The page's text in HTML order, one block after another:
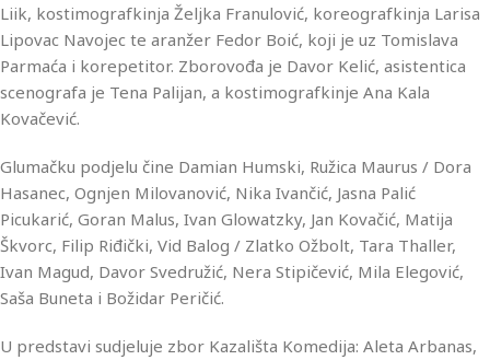
Liik, kostimografkinja Željka Franulović, koreografkinja Larisa
Lipovac Navojec te aranžer Fedor Boić, koji je uz Tomislava
Parmaća i korepetitor. Zborovođa je Davor Kelić, asistentica
scenografa je Tena Palijan, a kostimografkinje Ana Kala
Kovačević.
Glumačku podjelu čine Damian Humski, Ružica Maurus / Dora
Hasanec, Ognjen Milovanović, Nika Ivančić, Jasna Palić
Picukarić, Goran Malus, Ivan Glowatzky, Jan Kovačić, Matija
Škvorc, Filip Riđički, Vid Balog / Zlatko Ožbolt, Tara Thaller,
Ivan Magud, Davor Svedružić, Nera Stipičević, Mila Elegović,
Saša Buneta i Božidar Peričić.
U predstavi sudjeluje zbor Kazališta Komedija: Aleta Arbanas,